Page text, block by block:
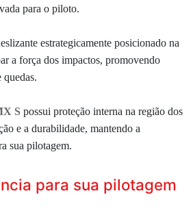
para o piloto.
estrategicamente posicionado na
a força dos impactos, promovendo
quedas.
S possui proteção interna na região dos
e a durabilidade, mantendo a
sua pilotagem.
para sua pilotagem